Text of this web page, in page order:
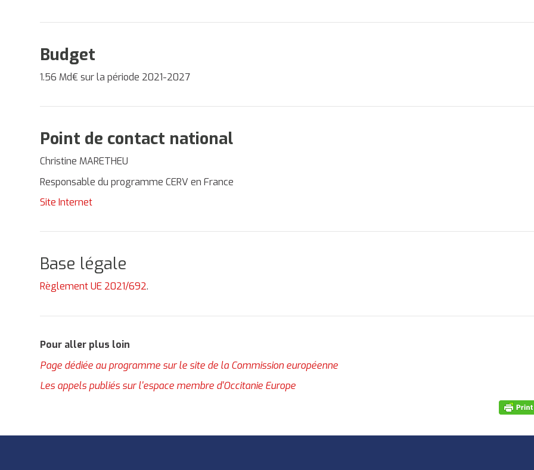
Budget
1.56 Md€ sur la période 2021-2027
Point de contact national
Christine MARETHEU
Responsable du programme CERV en France
Site Internet
Base légale
Règlement UE 2021/692.
Pour aller plus loin
Page dédiée au programme sur le site de la Commission européenne
Les appels publiés sur l'espace membre d'Occitanie Europe